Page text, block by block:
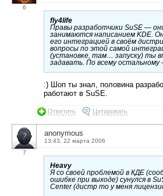
6
fly4life
Правы разработчики SuSE —
занимаются написанием KDE.
его интеграцией в своём
вопросы по этой самой
(установке, там… запуску) ты
задавать. По всему остальному
:) Шоп ты знал, половина
работают в SuSE.
Ответить Цитировать
7
anonymous
13:43, 22 марта 2006
Heavy
Я со своей проблемой в КДЕ
ошибке при выходе) сунулся в
Center (дистр то у меня